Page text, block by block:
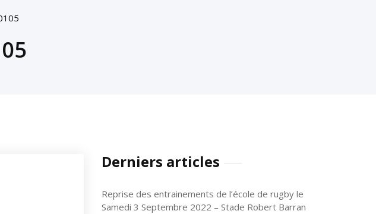
Derniers articles
Reprise des entrainements de l’école de rugby le
Samedi 3 Septembre 2022 – Stade Robert Barran